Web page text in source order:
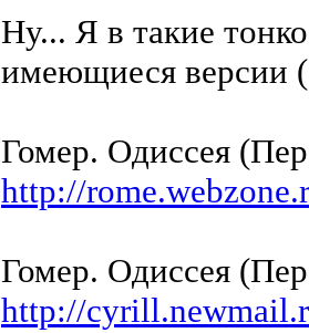
Ну... Я в такие
имеющиеся версии
Гомер. Одиссея
http://
Гомер. Одиссея
http://